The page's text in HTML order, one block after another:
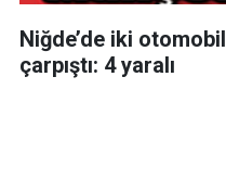
Niğde’de iki otomobil
çarpıştı: 4 yaralı